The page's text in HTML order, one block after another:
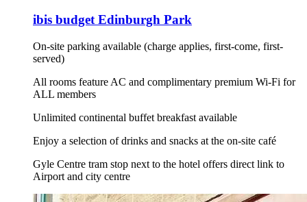
ibis budget Edinburgh Park
On-site parking available (charge applies, first-come, first-
served)
All rooms feature AC and complimentary premium Wi-Fi for
ALL members
Unlimited continental buffet breakfast available
Enjoy a selection of drinks and snacks at the on-site café
Gyle Centre tram stop next to the hotel offers direct link to
Airport and city centre